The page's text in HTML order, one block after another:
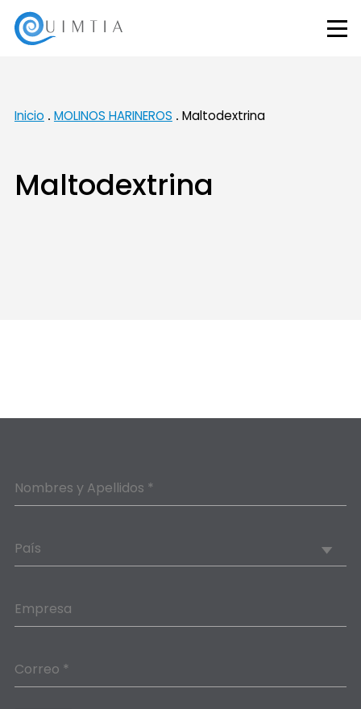
Inicio MOLINOS HARINEROS Maltodextrina
Maltodextrina
Nombres y Apellidos *
País
Empresa
Correo *